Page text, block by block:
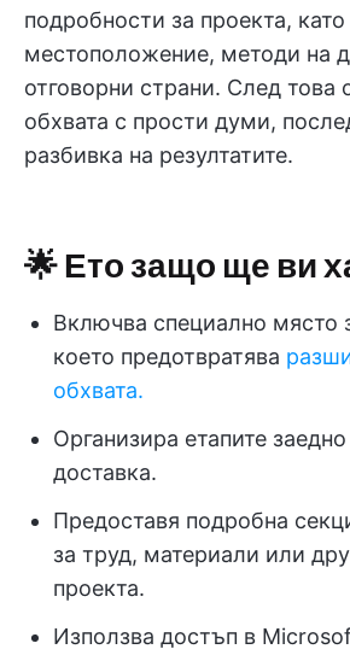
подробности за проекта, като
местоположение, методи на
отговорни страни. След това
обхвата с прости думи,
разбивка на резултатите.
🌟 Ето защо ще ви
Включва специално място
което предотвратява
обхвата.
Организира етапите
доставка.
Предоставя подробна
за труд, материали или
проекта.
Използва достъп в